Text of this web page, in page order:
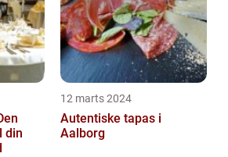
din
12 marts 2024
Autentiske tapas i
Aalborg